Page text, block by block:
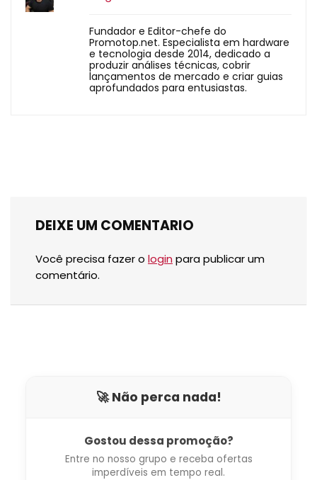
Fundador e Editor-chefe do
Promotop.net. Especialista em hardware
e tecnologia desde 2014, dedicado a
produzir análises técnicas, cobrir
lançamentos de mercado e criar guias
aprofundados para entusiastas.
DEIXE UM COMENTARIO
Você precisa fazer o login para publicar um
comentário.
🚀 Não perca nada!
Gostou dessa promoção?
Entre no nosso grupo e receba ofertas
imperdíveis em tempo real.